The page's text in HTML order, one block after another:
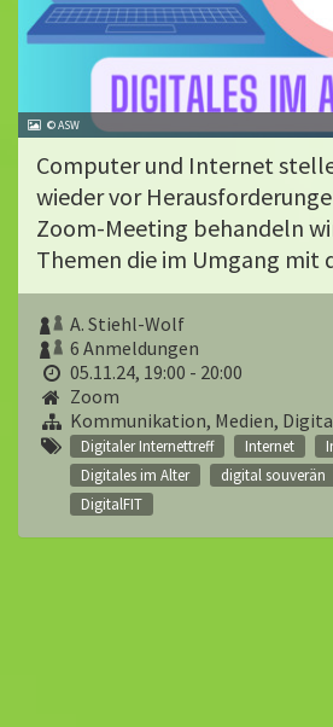
© ASW
Computer und Internet
wieder vor
Zoom-Meeting behandeln
Themen die im Umgang mit
A. Stiehl-Wolf
6 Anmeldungen
05.11.24, 19:00 - 20:00
Zoom
Kommunikation, Medien,
Digitaler Internettreff Internet
Digitales im Alter
digital souverän
DigitalFIT